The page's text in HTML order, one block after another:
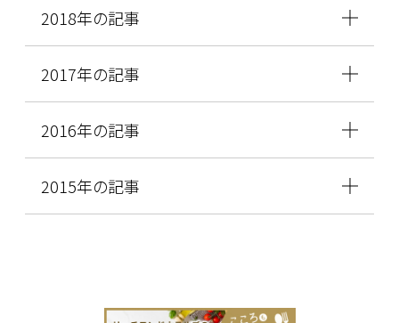
2018年の記事
2017年の記事
2016年の記事
2015年の記事